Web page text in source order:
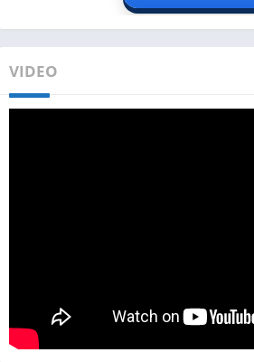
VIDEO